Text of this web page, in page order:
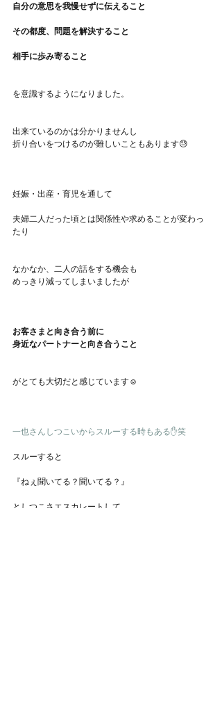
自分の意思を我慢せずに伝えること
その都度、問題を解決すること
相手に歩み寄ること
を意識するようになりました。
出来ているのかは分かりませんし
折り合いをつけるのが難しいこともあります😓
妊娠・出産・育児を通して
夫婦二人だった頃とは関係性や求めることが変わっ
たり
なかなか、二人の話をする機会も
めっきり減ってしまいましたが
お客さまと向き合う前に
身近なパートナーと向き合うこと
がとても大切だと感じています☺️
一也さんしつこいからスルーする時もある✋笑
スルーすると
『ねぇ聞いてる？聞いてる？』
としつこさエスカレートして